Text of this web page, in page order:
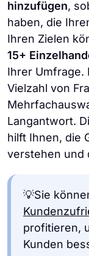
hinzufügen,
haben, die
Ihren Zielen
15+
Ihrer Umfrage.
Vielzahl von
Langantwort.
hilft Ihnen, die
verstehen und
💡Sie
profitieren,
Kunden